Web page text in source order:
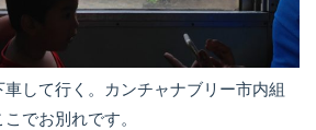
して行く。カンチャナブリー市内組
でお別れです。